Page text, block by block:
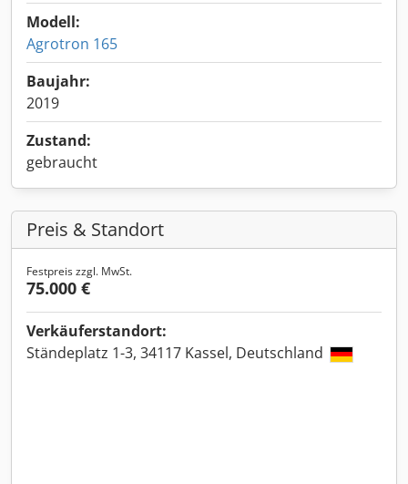
Modell:
Agrotron 165
Baujahr:
2019
Zustand:
gebraucht
Preis & Standort
Festpreis zzgl. MwSt.
75.000 €
Verkäuferstandort:
Ständeplatz 1-3, 34117 Kassel, Deutschland